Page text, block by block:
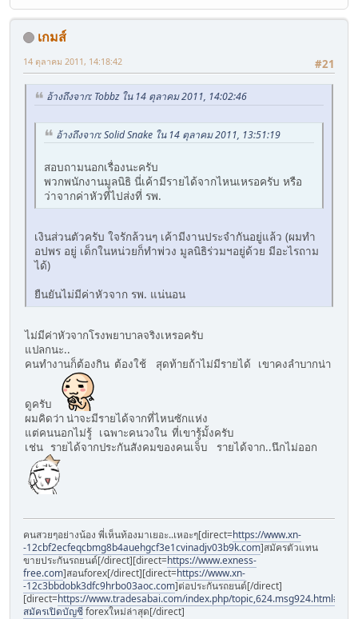
เกมส์
#21
14 ตุลาคม 2011, 14:18:42
อ้างถึงจาก: Tobbz ใน 14 ตุลาคม 2011, 14:02:46
อ้างถึงจาก: Solid Snake ใน 14 ตุลาคม 2011, 13:51:19
สอบถามนอกเรื่องนะครับ
พวกพนักงานมูลนิธิ นี่เค้ามีรายได้จากไหนเหรอครับ หรือ
ว่าจากค่าหัวที่ไปส่งที่ รพ.
เงินส่วนตัวครับ ใจรักล้วนๆ เค้ามีงานประจำกันอยู่แล้ว (ผมทำ
อปพร อยู่ เด็กในหน่วยก็ทำพ่วง มูลนิธิร่วมฯอยู่ด้วย มีอะไรถาม
ได้)
ยืนยันไม่มีค่าหัวจาก รพ. แน่นอน
ไม่มีค่าหัวจากโรงพยาบาลจริงเหรอครับ
แปลกนะ..
คนทำงานก็ต้องกิน ต้องใช้ สุดท้ายถ้าไม่มีรายได้ เขาคงลำบากน่า
ดูครับ
ผมคิดว่า น่าจะมีรายได้จากที่ไหนซักแห่ง
แต่คนนอกไม่รู้ เฉพาะคนวงใน ที่เขารู้มั้งครับ
เช่น รายได้จากประกันสังคมของคนเจ็บ รายได้จาก..นึกไม่ออก
คนสวยๆอย่างน้อง พี่เห็นท้องมาเยอะ..เหอะๆ[direct=https://www.xn-
-12cbf2ecfeqcbmg8b4auehgcf3e1cvinadjv03b9k.com]สมัครตัวแทน
ขายประกันรถยนต์[/direct][direct=https://www.exness-
free.com]สอนforex[/direct][direct=https://www.xn-
-12c3bbdobk3dfc9hrbo03aoc.com]ต่อประกันรถยนต์[/direct]
[direct=https://www.tradesabai.com/index.php/
สมัครเปิดบัญชีforexใหม่ล่าสุด[/direct]